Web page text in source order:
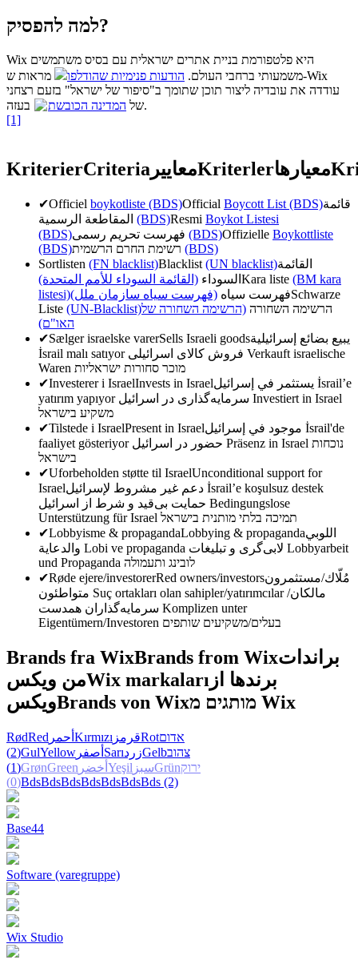
למה להפסיק?
Wix היא פלטפורמת בניית אתרים ישראלית עם בסיס משתמשים
משמעותי ברחבי העולם. הודעות פנימיות שהודלפו
מראות ש-Wix
עודדה את עובדיה ליצור תוכן שתומך ב"סיפור של ישראל" בזעם רצחני
של המדינה הכובשת
בעזה.
[1]
KriterierCriteria معاييرKriterlerمعیارها
✔Officiel boykotliste (BDS)Official Boycott List (BDS)قائمة
(BDS)Resmi Boykot Listesi
(BDS)
(BDS)Offizielle Boykottliste
(BDS)
(BDS)
Sortlisten (FN blacklist)Blacklist (UN blacklist)القائمة
السوداء (القائمة السوداء للأمم المتحدة) Kara liste (BM kara
listesi)
فهرست سیاه (فهرست سیاه سازمان ملل)
Schwarze
Liste (UN-Blacklist) הרשימה השחורה (הרשימה השחורה של
האו"ם)
✔Sælger israelske varerSells Israeli goodsيبيع بضائع إسرائيلية
İsrail malı satıyor
Verkauft israelische
Waren מוכר סחורות ישראליות
✔Investerer i IsraelInvests in Israel
İsrail’e
yatırım yapıyor
Investiert in Israel
משקיע בישראל
✔Tilstede i IsraelPresent in Israel
İsrail'de
faaliyet gösteriyor
Präsenz in Israel נוכחות
בישראל
✔Uforbeholden støtte til IsraelUnconditional support for
Israel
İsrail’e koşulsuz destek
Bedingungslose
Unterstützung für Israel תמיכה בלתי מותנית בישראל
✔Lobbyisme & propagandaLobbying & propagandaاللوبي
Lobi ve propaganda
Lobbyarbeit
und Propaganda לובינג ותעמולה
✔Røde ejere/investorerRed owners/investorsمُلّاك/مستثمرون
Suç ortakları olan sahipler/yatırımcılarمالکان/
Komplizen unter
Eigentümern/Investoren בעלים/משקיעים שותפים
Brands fra WixBrands from Wixبراندات
من ويكسWix markaları برندها از
ويكسBrands von Wix מותגים מ Wix
RødRed أحمر Kırmızı قرمزRotאדום
(2)GulYellow أصفر SarıزردGelbצהוב
(1)GrønGreen أخضر Yeşil سبزGrünירוק
(0)BdsBdsBdsBdsBdsBdsBds (2)
Base44
Software (varegruppe)
Wix Studio